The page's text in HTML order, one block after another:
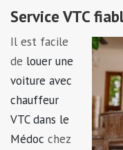
Service VTC
Il est facile
de louer une
voiture avec
chauffeur
VTC dans le
Médoc chez